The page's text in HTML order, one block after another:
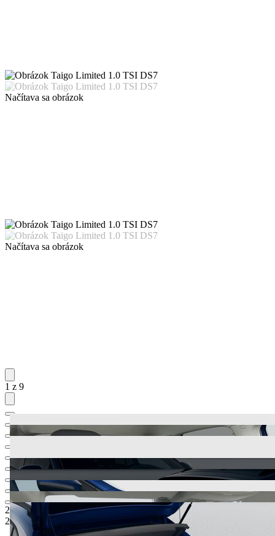
Načítava sa obrázok
Načítava sa obrázok
1 z 9
24.299,99 €
Odporúčaná maloobchodná cena
22.099,99 €